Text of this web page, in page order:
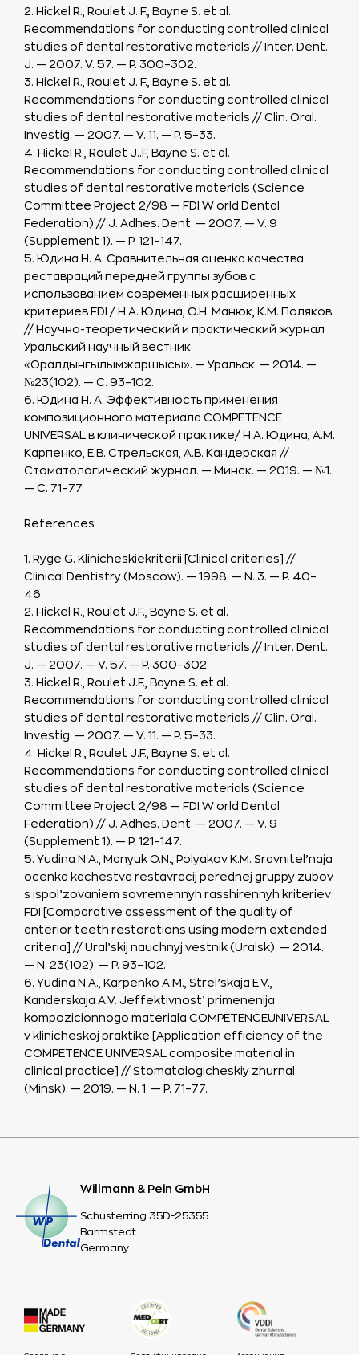
2. Hickel R., Roulet J. F., Bayne S. et al.
Recommendations for conducting controlled clinical
studies of dental restorative materials // Inter. Dent.
J. — 2007. V. 57. — P. 300–302.
3. Hickel R., Roulet J. F., Bayne S. et al.
Recommendations for conducting controlled clinical
studies of dental restorative materials // Clin. Oral.
Investig. — 2007. — V. 11. — P. 5–33.
4. Hickel R., Roulet J..F, Bayne S. et al.
Recommendations for conducting controlled clinical
studies of dental restorative materials (Science
Committee Project 2/98 — FDI W orld Dental
Federation) // J. Adhes. Dent. — 2007. — V. 9
(Supplement 1). — P. 121–147.
5. Юдина Н. А. Сравнительная оценка качества
реставраций передней группы зубов с
использованием современных расширенных
критериев FDI / Н.А. Юдина, О.Н. Манюк, К.М. Поляков
// Научно-теоретический и практический журнал
Уральский научный вестник
«Оралдынгылымжаршысы». — Уральск. — 2014. —
№23(102). — С. 93–102.
6. Юдина Н. А. Эффективность применения
композиционного материала COMPETENCE
UNIVERSAL в клинической практике/ Н.А. Юдина, А.М.
Карпенко, Е.В. Стрельская, А.В. Кандерская //
Стоматологический журнал. — Минск. — 2019. — №1.
— С. 71–77.
References
1. Ryge G. Klinicheskiekriterii [Clinical criteries] //
Clinical Dentistry (Moscow). — 1998. — N. 3. — P. 40–
46.
2. Hickel R., Roulet J.F., Bayne S. et al.
Recommendations for conducting controlled clinical
studies of dental restorative materials // Inter. Dent.
J. — 2007. — V. 57. — P. 300–302.
3. Hickel R., Roulet J.F., Bayne S. et al.
Recommendations for conducting controlled clinical
studies of dental restorative materials // Clin. Oral.
Investig. — 2007. — V. 11. — P. 5–33.
4. Hickel R., Roulet J.F., Bayne S. et al.
Recommendations for conducting controlled clinical
studies of dental restorative materials (Science
Committee Project 2/98 — FDI W orld Dental
Federation) // J. Adhes. Dent. — 2007. — V. 9
(Supplement 1). — P. 121–147.
5. Yudina N.A., Manyuk O.N., Polyakov K.M. Sravnitel’naja
ocenka kachestva restavracij perednej gruppy zubov
s ispol’zovaniem sovremennyh rasshirennyh kriteriev
FDI [Comparative assessment of the quality of
anterior teeth restorations using modern extended
criteria] // Ural’skij nauchnyj vestnik (Uralsk). — 2014.
— N. 23(102). — P. 93–102.
6. Yudina N.A., Karpenko A.M., Strel’skaja E.V.,
Kanderskaja A.V. Jeffektivnost’ primenenija
kompozicionnogo materiala COMPETENCEUNIVERSAL
v klinicheskoj praktike [Application efficiency of the
COMPETENCE UNIVERSAL composite material in
clinical practice] // Stomatologicheskiy zhurnal
(Minsk). — 2019. — N. 1. — P. 71–77.
Willmann & Pein GmbH
Schusterring 35D-25355
Barmstedt
Germany